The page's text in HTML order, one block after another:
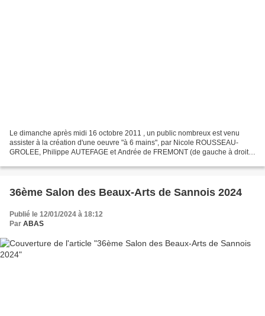
Le dimanche après midi 16 octobre 2011 , un public nombreux est venu
assister à la création d'une oeuvre "à 6 mains", par Nicole ROUSSEAU-
GROLEE, Philippe AUTEFAGE et Andrée de FREMONT (de gauche à droite,
36ème Salon des Beaux-Arts de Sannois 2024
Publié le 12/01/2024 à 18:12
Par ABAS